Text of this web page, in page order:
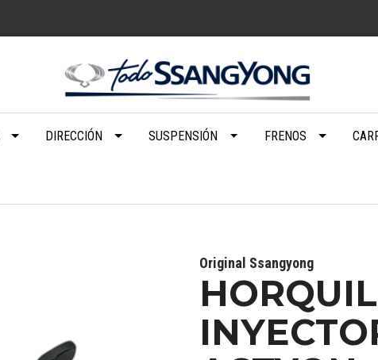
DIRECCIÓN SUSPENSIÓN FRENOS
Original Ssangyong